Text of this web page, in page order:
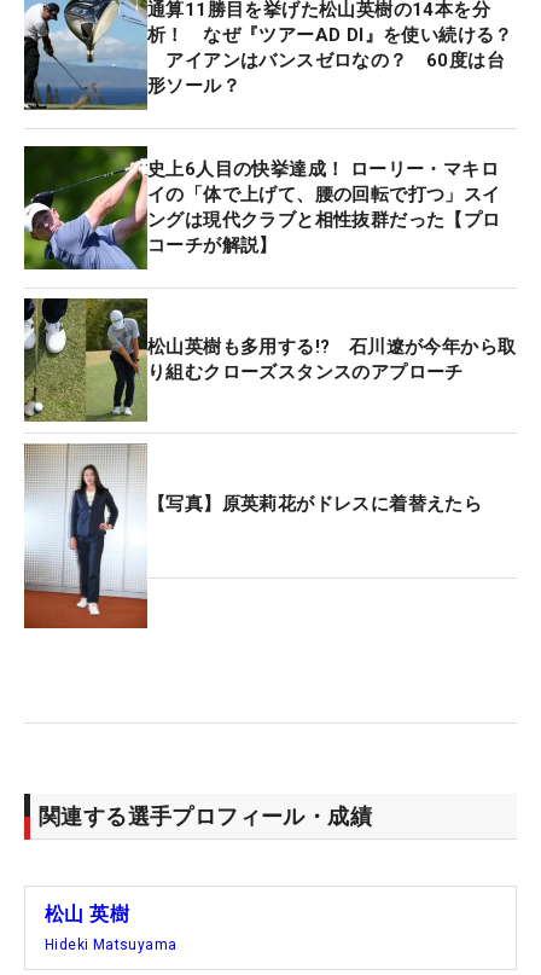
通算11勝目を挙げた松山英樹の14本を分
析！ なぜ『ツアーAD DI』を使い続ける？
アイアンはバンスゼロなの？ 60度は台
形ソール？
史上6人目の快挙達成！ ローリー・マキロ
イの「体で上げて、腰の回転で打つ」スイ
ングは現代クラブと相性抜群だった【プロ
コーチが解説】
松山英樹も多用する!? 石川遼が今年から取
り組むクローズスタンスのアプローチ
【写真】原英莉花がドレスに着替えたら
関連する選手プロフィール・成績
松山 英樹
Hideki Matsuyama